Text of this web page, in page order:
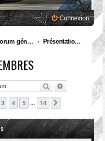
Connexion
Forum général Présentation des membres
RechercherRecherche
14
3 4 5 14